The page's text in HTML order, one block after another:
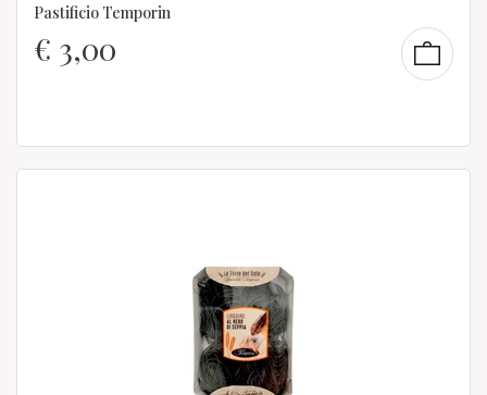
Pastificio Temporin
€ 3,00